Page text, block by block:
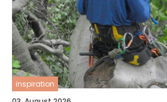
inspiration